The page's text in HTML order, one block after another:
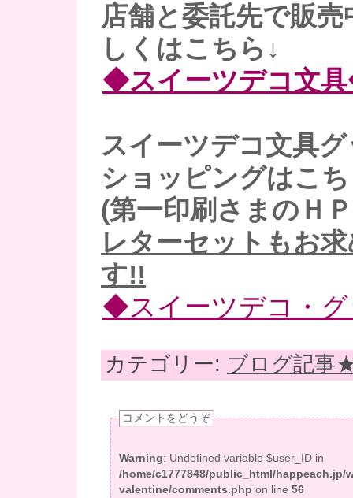
店舗と委託先で販
しくはこちら↓
◆スイーツデコ文
スイーツデコ文具
ショッピングはこ
(第一印刷さまのＨ
レターセットもお
す!!
◆スイーツデコ・
カテゴリー: ブログ記事
コメントをどうぞ
Warning
: Undefined variable $user_ID in
/home/c1777848/public_html/happeach.jp/
valentine/comments.php on line 56